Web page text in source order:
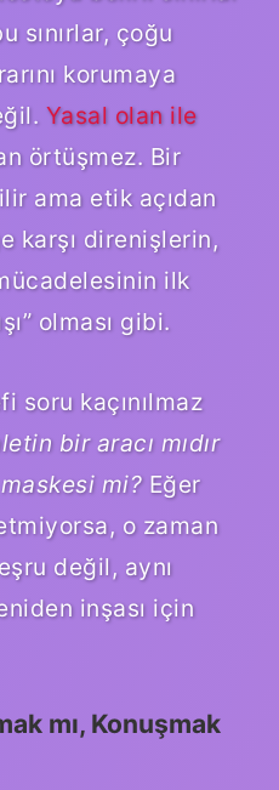
sınırlar, çoğu
korumaya
Yasal olan ile
örtüşmez. Bir
ama etik açıdan
karşı direnişlerin,
ilk
olması gibi.
soru kaçınılmaz
bir aracı mıdır
mi?Eğer
o zaman
değil, aynı
inşası için
mı, Konuşmak